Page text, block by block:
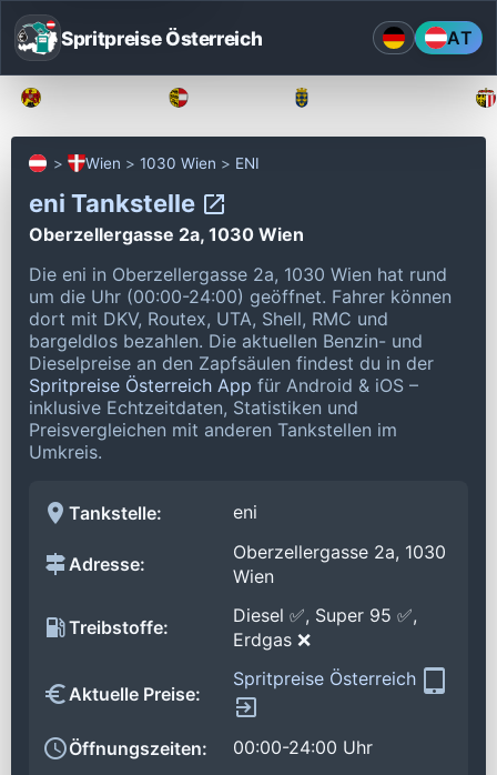
Spritpreise Österreich AT
Wien 1030 Wien ENI
eni Tankstelle
Oberzellergasse 2a, 1030 Wien
Die eni in Oberzellergasse 2a, 1030 Wien hat rund
um die Uhr (00:00-24:00) geöffnet. Fahrer können
dort mit DKV, Routex, UTA, Shell, RMC und
bargeldlos bezahlen. Die aktuellen Benzin- und
Dieselpreise an den Zapfsäulen findest du in der
Spritpreise Österreich App für Android & iOS –
inklusive Echtzeitdaten, Statistiken und
Preisvergleichen mit anderen Tankstellen im
Umkreis.
Tankstelle: eni
Adresse:
Oberzellergasse 2a, 1030
Wien
Treibstoffe:
Diesel ✅, Super 95 ✅,
Erdgas ❌
Aktuelle Preise:
Spritpreise Österreich
Öffnungszeiten: 00:00-24:00 Uhr